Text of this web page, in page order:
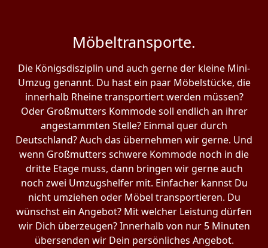
Möbeltransporte.
Die Königsdisziplin und auch gerne der kleine Mini-
Umzug genannt. Du hast ein paar Möbelstücke, die
innerhalb Rheine transportiert werden müssen?
Oder Großmutters Kommode soll endlich an ihrer
angestammten Stelle? Einmal quer durch
Deutschland? Auch das übernehmen wir gerne. Und
wenn Großmutters schwere Kommode noch in die
dritte Etage muss, dann bringen wir gerne auch
noch zwei Umzugshelfer mit. Einfacher kannst Du
nicht umziehen oder Möbel transportieren. Du
wünschst ein Angebot? Mit welcher Leistung dürfen
wir Dich überzeugen? Innerhalb von nur 5 Minuten
übersenden wir Dein persönliches Angebot.